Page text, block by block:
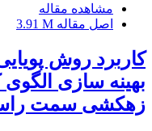
مشاهده مقاله
اصل مقاله 3.91 M
کاربرد روش
بهینه سازی
زهکشی سمت